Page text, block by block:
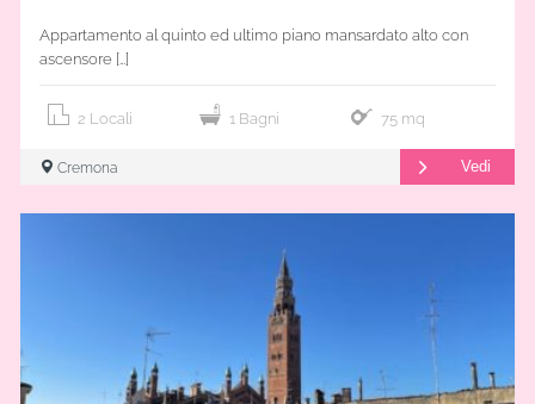
Appartamento al quinto ed ultimo piano mansardato alto con
ascensore […]
2 Locali 1 Bagni 75 mq
Cremona Vedi